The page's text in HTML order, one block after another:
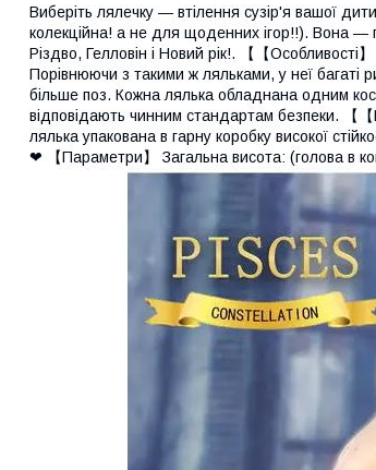
Виберіть лялечку — втілення сузір'я вашої
колекційна! а не для щоденних ігор!!). Вона —
Різдво, Гелловін і Новий рік!. 【【
Порівнюючи з такими ж ляльками, у неї багаті
більше поз. Кожна лялька обладнана одним
відповідають чинним стандартам безпеки. 【
лялька упакована в гарну коробку високої
❤ 【Параметри】 Загальна висота: (голова в